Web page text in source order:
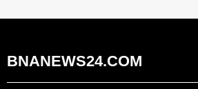
BNANEWS24.COM